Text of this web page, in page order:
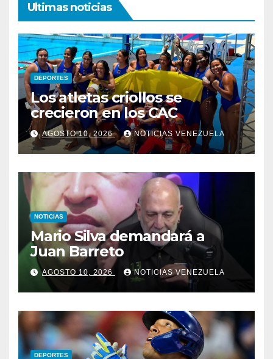
Ultimas noticias
DEPORTES
Los atletas criollos se
crecieron en los CAC
AGOSTO 10, 2026 NOTICIAS VENEZUELA
NOTICIAS
Mario Silva demandará a
Juan Barreto
AGOSTO 10, 2026 NOTICIAS VENEZUELA
DEPORTES